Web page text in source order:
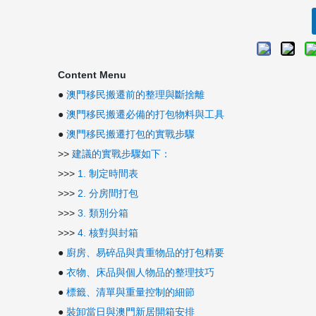
Content Menu
● 澳門移民搬遷前的整理與斷捨離
● 澳門移民搬遷必備的打包物料與工具
● 澳門移民搬遷打包的實戰步驟
>> 建議的實戰步驟如下：
>>> 1. 制定時間表
>>> 2. 分房間打包
>>> 3. 類別分箱
>>> 4. 核對與封箱
● 廚房、易碎品與貴重物品的打包精要
● 衣物、床品與個人物品的整理技巧
● 標籤、清單與重量控制的細節
● 裝卸當日與澳門新居開箱安排